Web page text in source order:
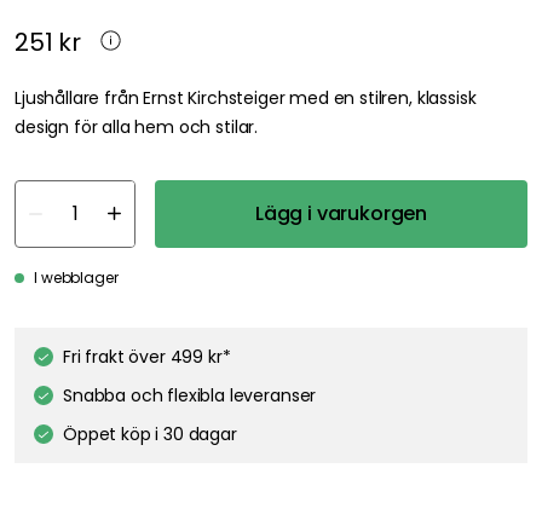
251 kr
Ljushållare från Ernst Kirchsteiger med en stilren, klassisk
design för alla hem och stilar.
Lägg i varukorgen
I webblager
Fri frakt över 499 kr*
Snabba och flexibla leveranser
Öppet köp i 30 dagar